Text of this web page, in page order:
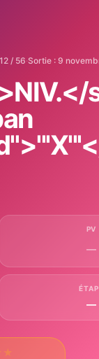
/ 56·Sortie : 9
PV
—
—
★